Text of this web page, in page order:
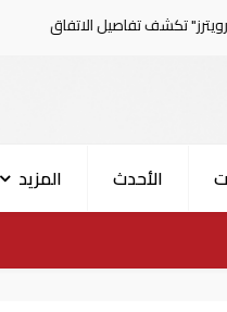
الاتفاق المرتقب
الأحدث
المزيد